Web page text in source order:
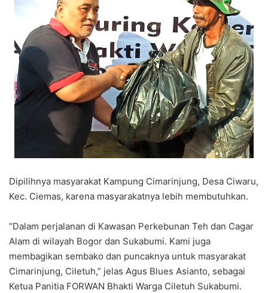
Dipilihnya masyarakat Kampung Cimarinjung, Desa Ciwaru,
Kec. Ciemas, karena masyarakatnya lebih membutuhkan.
“Dalam perjalanan di Kawasan Perkebunan Teh dan Cagar
Alam di wilayah Bogor dan Sukabumi. Kami juga
membagikan sembako dan puncaknya untuk masyarakat
Cimarinjung, Ciletuh,” jelas Agus Blues Asianto, sebagai
Ketua Panitia FORWAN Bhakti Warga Ciletuh Sukabumi.